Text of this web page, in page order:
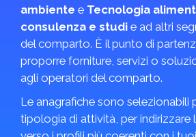
ambiente e Tecnologia
consulenza e studi e ad altri
del comparto. È il punto di
proporre forniture, servizi o
agli operatori del comparto.
Le anagrafiche sono selezionabili
tipologia di attività, per indirizzare